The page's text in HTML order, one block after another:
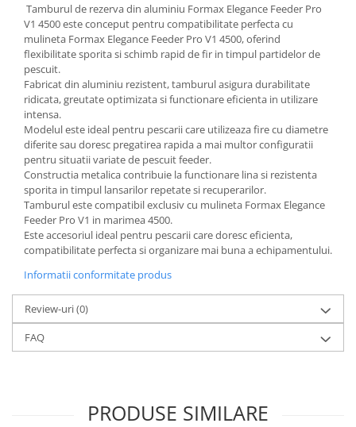
Tamburul de rezerva din aluminiu Formax Elegance Feeder Pro
V1 4500 este conceput pentru compatibilitate perfecta cu
mulineta Formax Elegance Feeder Pro V1 4500, oferind
flexibilitate sporita si schimb rapid de fir in timpul partidelor de
pescuit.
Fabricat din aluminiu rezistent, tamburul asigura durabilitate
ridicata, greutate optimizata si functionare eficienta in utilizare
intensa.
Modelul este ideal pentru pescarii care utilizeaza fire cu diametre
diferite sau doresc pregatirea rapida a mai multor configuratii
pentru situatii variate de pescuit feeder.
Constructia metalica contribuie la functionare lina si rezistenta
sporita in timpul lansarilor repetate si recuperarilor.
Tamburul este compatibil exclusiv cu mulineta Formax Elegance
Feeder Pro V1 in marimea 4500.
Este accesoriul ideal pentru pescarii care doresc eficienta,
compatibilitate perfecta si organizare mai buna a echipamentului.
Informatii conformitate produs
Review-uri(0)
FAQ
PRODUSE SIMILARE